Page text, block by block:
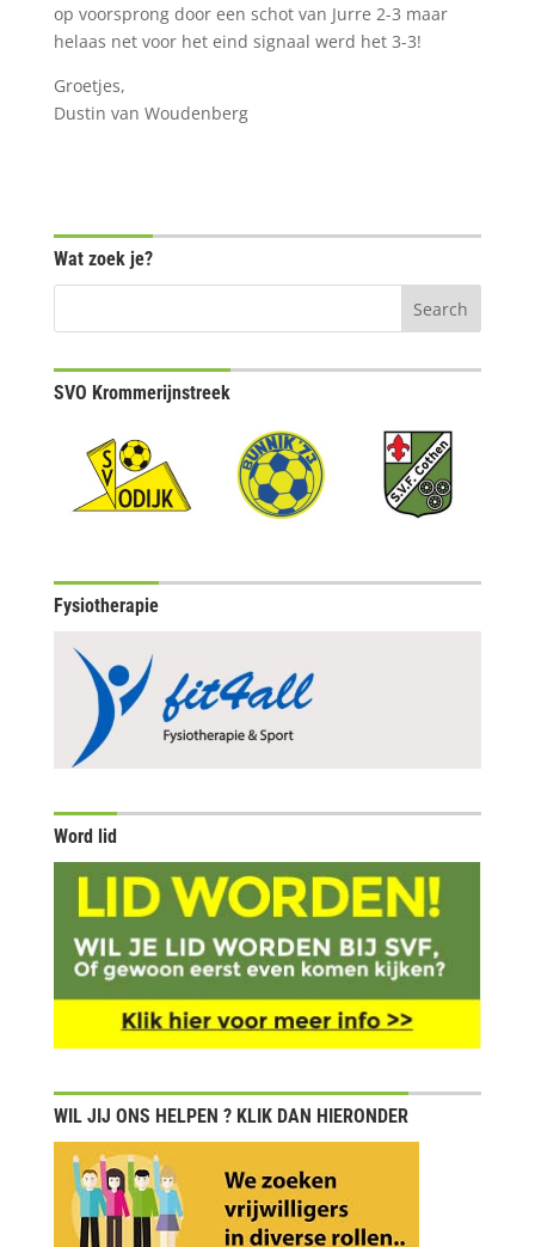
op voorsprong door een schot van Jurre 2-3 maar
helaas net voor het eind signaal werd het 3-3!
Groetjes,
Dustin van Woudenberg
Wat zoek je?
SVO Krommerijnstreek
Fysiotherapie
Word lid
WIL JIJ ONS HELPEN ? KLIK DAN HIERONDER